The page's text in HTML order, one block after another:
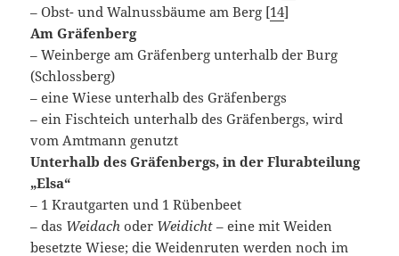
– Obst- und Walnussbäume am Berg [14]
Am Gräfenberg
– Weinberge am Gräfenberg unterhalb der Burg
(Schlossberg)
– eine Wiese unterhalb des Gräfenbergs
– ein Fischteich unterhalb des Gräfenbergs, wird
vom Amtmann genutzt
Unterhalb des Gräfenbergs, in der Flurabteilung
„Elsa“
– 1 Krautgarten und 1 Rübenbeet
– das Weidach oder Weidicht – eine mit Weiden
besetzte Wiese; die Weidenruten werden noch im